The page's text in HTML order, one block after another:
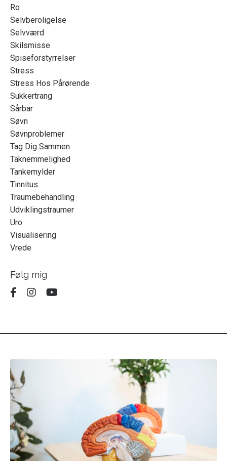
Ro
Selvberoligelse
Selvværd
Skilsmisse
Spiseforstyrrelser
Stress
Stress Hos Pårørende
Sukkertrang
Sårbar
Søvn
Søvnproblemer
Tag Dig Sammen
Taknemmelighed
Tankemylder
Tinnitus
Traumebehandling
Udviklingstraumer
Uro
Visualisering
Vrede
Følg mig